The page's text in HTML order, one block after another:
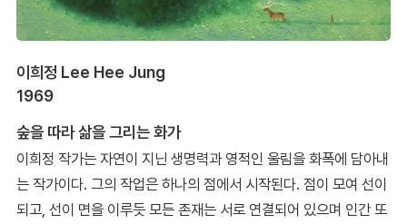
이희정 Lee Hee Jung
1969
숲을 따라 삶을 그리는 화가
이희정 작가는 자연이 지닌 생명력과 영적인 울림을 화폭에 담아내
는 작가이다. 그의 작업은 하나의 점에서 시작된다. 점이 모여 선이
되고, 선이 면을 이루듯 모든 존재는 서로 연결되어 있으며 인간 또